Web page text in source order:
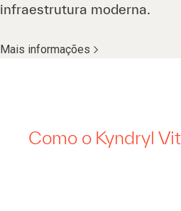
infraestrutura moderna.
Mais informações
Como o Kyndryl